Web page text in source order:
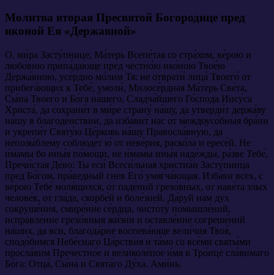
Молитва вторая Пресвятой Богородице пред
иконой Ея «Державной»
О, ми́ра Засту́пнице, Ма́терь Всепе́тая со стра́хом, ве́рою и
любо́вию припа́дающе пред честно́ю ико́ною Твое́ю
Держа́вною, усе́рдно мо́лим Тя: не отврати́ лица́ Твоего́ от
прибега́ющих к Тебе́, умоли́, Милосе́рдная Ма́терь Све́та,
Сы́на Твоего́ и Бо́га на́шего, Сладча́йшего Го́спода Иису́са
Христа́, да сохрани́т в ми́ре страну́ на́шу, да утверди́т держа́ву
на́шу в благоде́нствии, да изба́вит нас от междоусо́бныя бра́ни
и укрепи́т Святу́ю Це́рковь на́шу Правосла́вную, да
непозы́блему соблюде́т ю́ от неве́рия, раско́ла и ересе́й. Не
и́мамы бо ины́я по́мощи, не и́мамы ины́я наде́жды, ра́зве Тебе́,
Пречи́стая Де́во: Ты еси́ Всеси́льная христиа́н Засту́пница
пред Бо́гом, пра́ведный гнев Его́ умягча́ющая. Изба́ви всех, с
ве́рою Тебе́ моля́щихся, от паде́ний грехо́вных, от наве́та злых
челове́к, от гла́да, скорбе́й и боле́зней. Да́руй нам дух
сокруше́ния, смире́ние се́рдца, чистоту́ помышле́ний,
исправле́ние грехо́вныя жи́зни и оставле́ние согреше́ний
на́ших, да вси, благода́рне воспева́юще вели́чия Твоя́,
сподо́бимся Небе́снаго Ца́рствия и та́мо со все́ми святы́ми
просла́вим Пречестно́е и великоле́пое и́мя в Тро́ице сла́вимаго
Бо́га: Отца́, Сы́на и Свята́го Ду́ха. Ами́нь.